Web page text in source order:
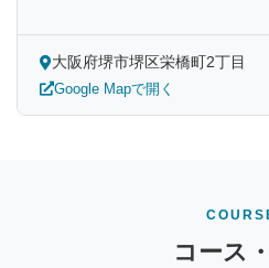
大阪府堺市堺区栄橋町2丁目
Google Mapで開く
コース